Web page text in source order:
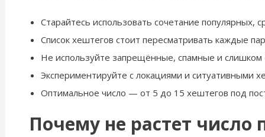
Старайтесь использовать сочетание популярных,
Список хештегов стоит пересматривать каждые
Не используйте запрещённые, спамные и
Экспериментируйте с локациями и ситуативными
Оптимальное число — от 5 до 15 хештегов под
Почему не растет